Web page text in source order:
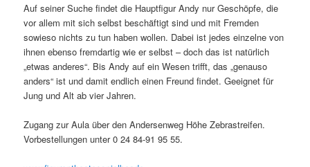
Auf seiner Suche findet die Hauptfigur Andy nur Geschöpfe, die
vor allem mit sich selbst beschäftigt sind und mit Fremden
sowieso nichts zu tun haben wollen. Dabei ist jedes einzelne von
ihnen ebenso fremdartig wie er selbst – doch das ist natürlich
„etwas anderes“. Bis Andy auf ein Wesen trifft, das „genauso
anders“ ist und damit endlich einen Freund findet. Geeignet für
Jung und Alt ab vier Jahren.
Zugang zur Aula über den Andersenweg Höhe Zebrastreifen.
Vorbestellungen unter 0 24 84-91 95 55.